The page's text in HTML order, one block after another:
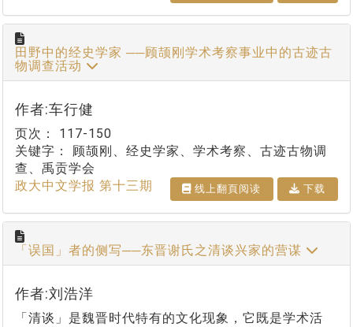
田野中的经史学家 ──顾颉刚学术考察事业中的古迹古
物调查活动
作者:车行健
页次： 117-150
关键字： 顾颉刚、经史学家、学术考察、古迹古物调
查、禹贡学会
政大中文学报 第十三期
线上翻⾴阅读 下载
「误国」者的侧写──东晋谢氏之清谈兴家的营谋
作者:刘浩洋
「清谈」是魏晋时代特有的文化现象，它既是学术活